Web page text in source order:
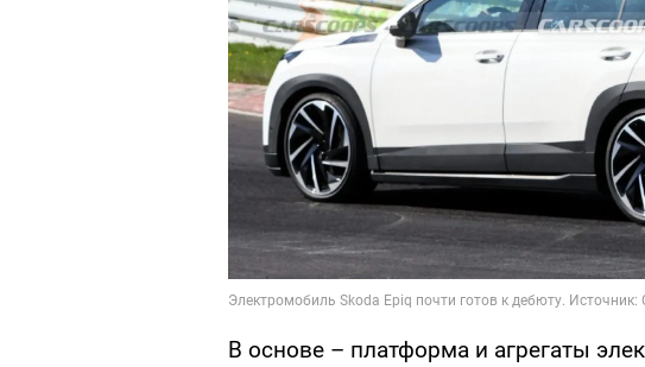
В основе – платформа и агрегаты